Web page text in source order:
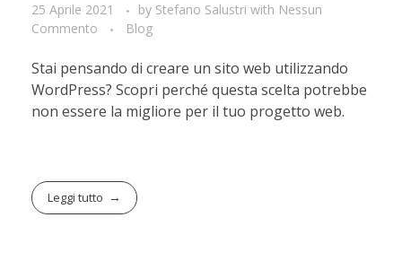
25 Aprile 2021 by Stefano Salustri with Nessun
Commento
Blog
Stai pensando di creare un sito web utilizzando
WordPress? Scopri perché questa scelta potrebbe
non essere la migliore per il tuo progetto web.
Leggi tutto